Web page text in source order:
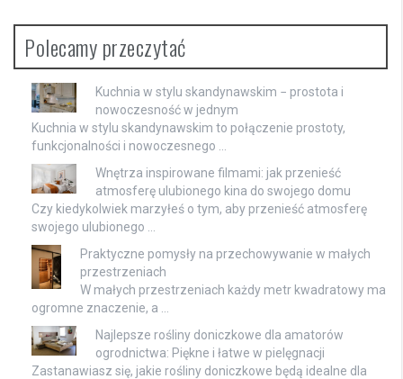
Polecamy przeczytać
Kuchnia w stylu skandynawskim − prostota i
nowoczesność w jednym
Kuchnia w stylu skandynawskim to połączenie prostoty,
funkcjonalności i nowoczesnego …
Wnętrza inspirowane filmami: jak przenieść
atmosferę ulubionego kina do swojego domu
Czy kiedykolwiek marzyłeś o tym, aby przenieść atmosferę
swojego ulubionego …
Praktyczne pomysły na przechowywanie w małych
przestrzeniach
W małych przestrzeniach każdy metr kwadratowy ma
ogromne znaczenie, a …
Najlepsze rośliny doniczkowe dla amatorów
ogrodnictwa: Piękne i łatwe w pielęgnacji
Zastanawiasz się, jakie rośliny doniczkowe będą idealne dla